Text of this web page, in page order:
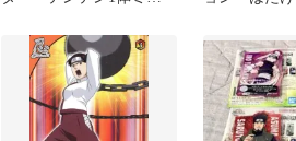
ー テンテン